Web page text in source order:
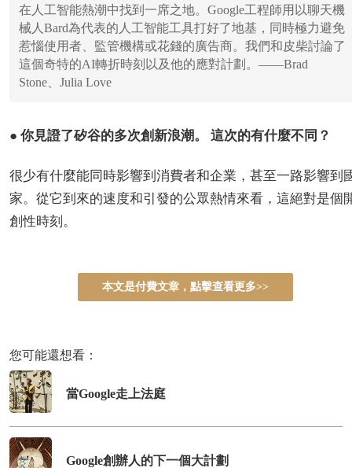
在人工智能熱潮中找到一席之地。Google工程師用以聊天機
械人Bard為代表的人工智能工具打好了地基，同時極力避免
惹惱使用者、監管機構或花錢的廣告商。我們和皮柴討論了
這個奇特的AI轉折時刻以及他的應對計劃。——Brad
Stone、Julia Love
● 你見證了矽谷的多次創新浪潮。 這次的有什麼不同？
很少有什麼能同時影響到消費者和企業，甚至一路影響到
家。從它到來的速度和引發的公眾熱情來看，這絕對是個
創性時刻。
本文是付費文章，點擊查看更多>>
您可能還想看：
當Google走上法庭
Google創辦人的下一個大計劃